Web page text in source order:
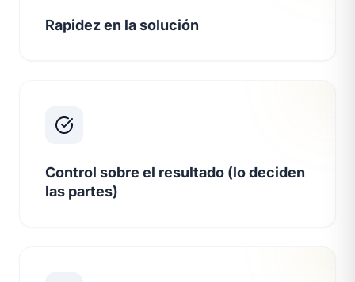
Rapidez en la solución
Control sobre el resultado (lo deciden
las partes)